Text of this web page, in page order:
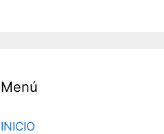
Menú
INICIO